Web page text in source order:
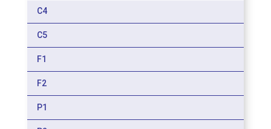
C4
C5
F1
F2
P1